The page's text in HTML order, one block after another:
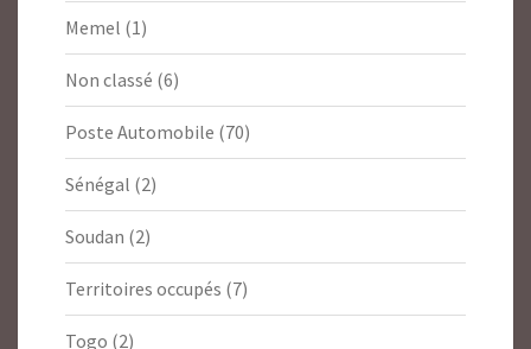
Memel (1)
Non classé (6)
Poste Automobile (70)
Sénégal (2)
Soudan (2)
Territoires occupés (7)
Togo (2)